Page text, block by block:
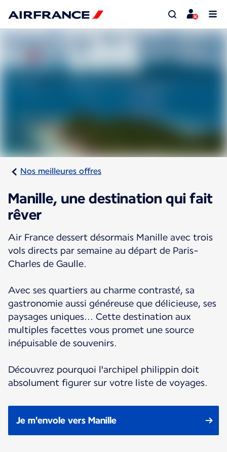
Nos meilleures offres
Manille, une destination qui fait
rêver
Air France dessert désormais Manille avec trois
vols directs par semaine au départ de Paris-
Charles de Gaulle.
Avec ses quartiers au charme contrasté, sa
gastronomie aussi généreuse que délicieuse, ses
paysages uniques... Cette destination aux
multiples facettes vous promet une source
inépuisable de souvenirs.
Découvrez pourquoi l'archipel philippin doit
absolument figurer sur votre liste de voyages.
Je m'envole vers Manille